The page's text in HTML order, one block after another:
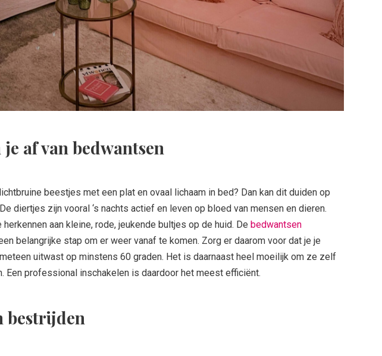
af van bedwantsen
beestjes met een plat en ovaal lichaam in bed? Dan kan dit duiden op
diertjes zijn vooral ‘s nachts actief en leven op bloed van mensen en dieren.
herkennen aan kleine, rode, jeukende bultjes op de huid. De bedwantsen
belangrijke stap om er weer vanaf te komen. Zorg er daarom voor dat je je
uitwast op minstens 60 graden. Het is daarnaast heel moeilijk om ze zelf
Een professional inschakelen is daardoor het meest efficiënt.
bestrijden